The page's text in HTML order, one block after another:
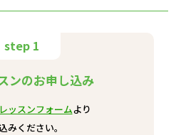
step 1
ンのお申し込み
ッスンフォームより
みください。